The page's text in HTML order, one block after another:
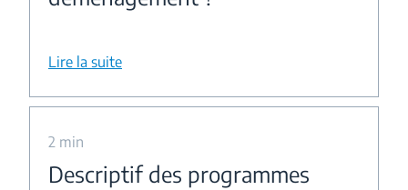
Lire la suite
2 min
Descriptif des programmes